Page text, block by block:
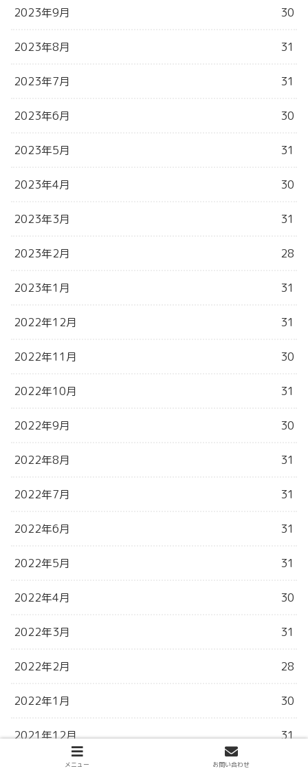
2023年9月 30
2023年8月 31
2023年7月 31
2023年6月 30
2023年5月 31
2023年4月 30
2023年3月 31
2023年2月 28
2023年1月 31
2022年12月 31
2022年11月 30
2022年10月 31
2022年9月 30
2022年8月 31
2022年7月 31
2022年6月 31
2022年5月 31
2022年4月 30
2022年3月 31
2022年2月 28
2022年1月 30
2021年12月 31
2021年11月メニュー お問い合わせ